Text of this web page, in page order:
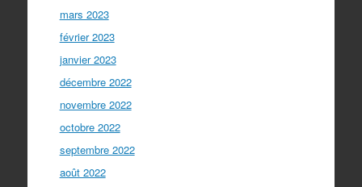
mars 2023
février 2023
janvier 2023
décembre 2022
novembre 2022
octobre 2022
septembre 2022
août 2022